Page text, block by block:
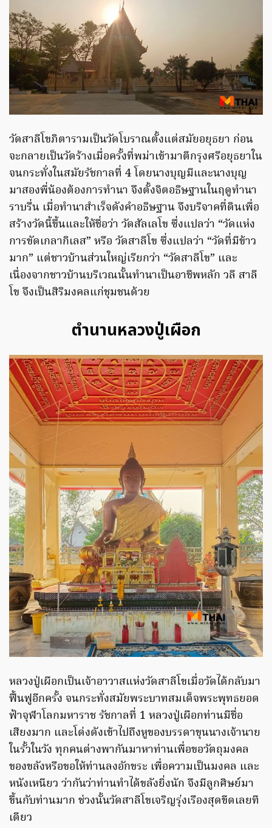
วัดสาลีโขภิตารามเป็นวัดโบราณตั้งแต่สมัยอยุธยา ก่อน
จะกลายเป็นวัดร้างเมื่อครั้งที่พม่าเข้ามาตีกรุงศรีอยุธยาใน
จนกระทั่งในสมัยรัชกาลที่ 4 โดยนางบุญมีและนางบุญ
มาสองพี่น้องต้องการทำนา จึงตั้งจิตอธิษฐานในฤดูทำนา
ราบรื่น เมื่อทำนาสำเร็จดังคำอธิษฐาน จึงบริจาคที่ดินเพื่อ
สร้างวัดนี้ขึ้นและให้ชื่อว่า วัดสัลเลโข ซึ่งแปลว่า “วัดแห่ง
การขัดเกลากิเลส” หรือ วัดสาลีโข ซึ่งแปลว่า “วัดที่มีข้าว
มาก” แต่ชาวบ้านส่วนใหญ่เรียกว่า “วัดสาลีโข” และ
เนื่องจากชาวบ้านบริเวณนั้นทำนาเป็นอาชีพหลัก วลี สาลี
โข จึงเป็นสิริมงคลแก่ชุมชนด้วย
ตำนานหลวงปู่เผือก
หลวงปู่เผือกเป็นเจ้าอาวาสแห่งวัดสาลีโขเมื่อวัดได้กลับมา
ฟื้นฟูอีกครั้ง จนกระทั่งสมัยพระบาทสมเด็จพระพุทธยอด
ฟ้าจุฬาโลกมหาราช รัชกาลที่ 1 หลวงปู่เผือกท่านมีชื่อ
เสียงมาก และโด่งดังเข้าไปถึงหูของบรรดาขุนนางเจ้านาย
ในรั้วในวัง ทุกคนต่างพากันมาหาท่านเพื่อขอวัตถุมงคล
ของขลังหรือขอให้ท่านลงอักขระ เพื่อความเป็นมงคล และ
หนังเหนียว ว่ากันว่าท่านทำได้ขลังยิ่งนัก จึงมีลูกศิษย์มา
ขึ้นกับท่านมาก ช่วงนั้นวัดสาลีโขเจริญรุ่งเรืองสุดขีดเลยที
เดียว